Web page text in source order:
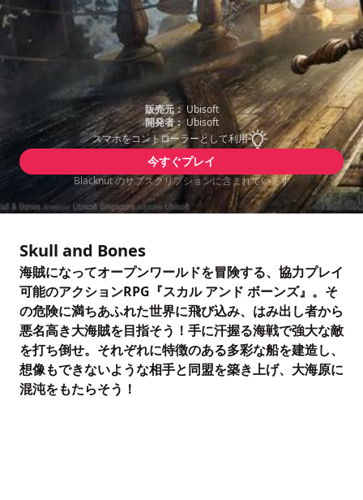
販売元： Ubisoft
開発者：Ubisoft
スマホをコントローラーとして利用
今すぐプレイ
Blacknut のサブスクリプションに含まれています
Skull and Bones
海賊になってオープンワールドを冒険する、協力プレイ
可能のアクションRPG『スカル アンド ボーンズ』。そ
の危険に満ちあふれた世界に飛び込み、はみ出し者から
悪名高き大海賊を目指そう！手に汗握る海戦で強大な敵
を打ち倒せ。それぞれに特徴のある多彩な船を建造し、
想像もできないような相手と同盟を築き上げ、大海原に
混沌をもたらそう！